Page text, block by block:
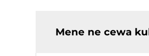
Mene ne cewa